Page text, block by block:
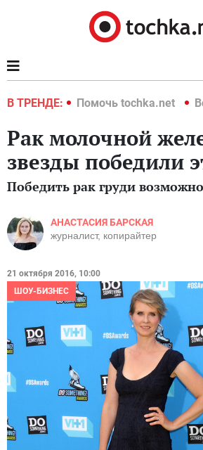
В ТРЕНДЕ:
2022 Помочь tochka.net
Рак молочной
звезды победили
Победить рак груди возможно
АНАСТАСИЯ БАРСКАЯ
журналист, копирайтер
21 октября 2016, 10:00
ШОУ-БИЗНЕС